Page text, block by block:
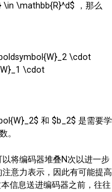
\in \mathbb{R}^d$ ，那么
\cdot
\cdot
和 $b_2$ 是需要学
。
将编码器堆叠N次以进一步
意力表示，因此有可能提高
信息送进编码器之前，往往